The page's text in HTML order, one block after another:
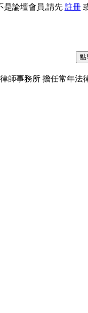
是論壇會員,請先 註冊
師事務所 擔任常年法